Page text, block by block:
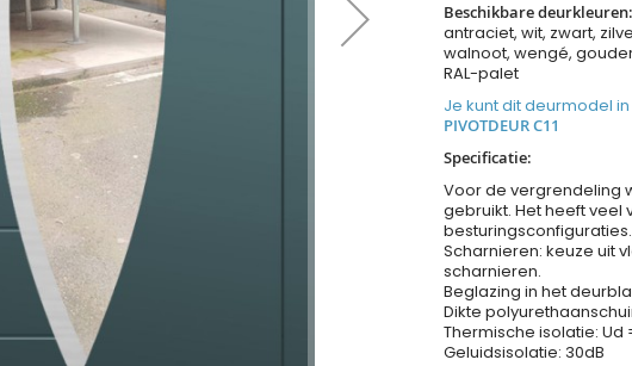
Beschikbare deurkleuren:
antraciet, wit, zwart,
walnoot, wengé,
RAL-palet
Je kunt dit deurmodel
PIVOTDEUR C11
Specificatie:
Voor de vergrendeling
gebruikt. Het heeft
besturingsconfiguraties.
Scharnieren: keuze uit
scharnieren.
Beglazing in het
Dikte
Thermische isolatie: Ud
Geluidsisolatie: 30dB